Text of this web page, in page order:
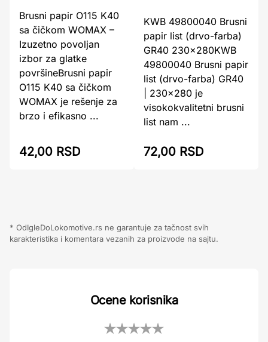
Brusni papir O115 K40
sa čičkom WOMAX –
Izuzetno povoljan
izbor za glatke
površineBrusni papir
O115 K40 sa čičkom
WOMAX je rešenje za
brzo i efikasno ...
42,00 RSD
KWB 49800040 Brusni
papir list (drvo-farba)
GR40 230x280KWB
49800040 Brusni papir
list (drvo-farba) GR40
| 230x280 je
visokokvalitetni brusni
list nam ...
72,00 RSD
* OdIgleDoLokomotive.rs ne garantuje za tačnost svih
karakteristika i komentara vezanih za proizvode na sajtu.
Ocene korisnika